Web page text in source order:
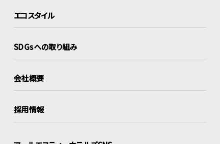
エコスタイル
SDGsへの取り組み
会社概要
採用情報